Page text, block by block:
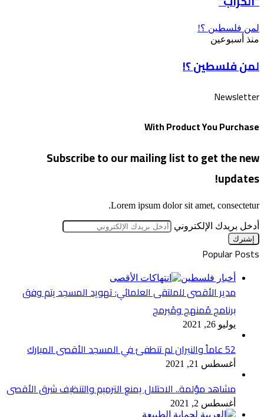
لمن فلسطين ؟!
منذ أسبوعين
لمن فلسطين ؟!
Newsletter
With Product You Purchase
Subscribe to our mailing list to get the new
updates!
Lorem ipsum dolor sit amet, consectetur.
أدخل بريدك الإلكتروني
Popular Posts
أخبار فلسطين
مدير الأقصى للملتقى العلمائي: تهويد المسجد يتم وفق
برنامج مُمنهج ومُبرمج
يوليو 26, 2021
52 عاماً والنيران لم تنطفئ في المسجد الأقصى المبارك
أغسطس 21, 2021
مشاهد مؤلمة.. الاحتلال يمنع الترميم والتنظيف شرق الأقصى
أغسطس 2, 2021